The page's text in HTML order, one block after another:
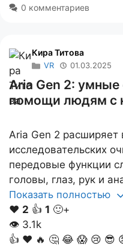
0 комментариев
Кира Титова
VR 01.03.2025
Aria Gen 2: умные
помощи людям с
Aria Gen 2 расширяет
исследовательских
передовые функции
головы, глаз, рук и
Показать полностью
❤️ 2 👍 1 🙂+
👁 3.1k
👍 ❤️ 🔥 🤔 😂 😱 😢 😎